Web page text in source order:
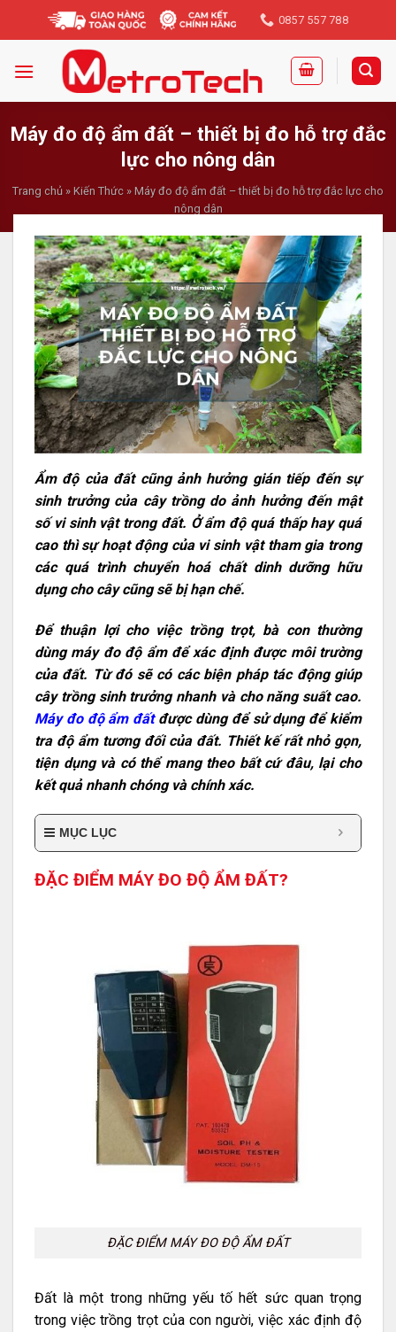
0857 557 788
Máy đo độ ẩm đất – thiết bị đo hỗ trợ đắc
lực cho nông dân
Trang chủ » Kiến Thức » Máy đo độ ẩm đất – thiết bị đo hỗ trợ đắc lực cho
nông dân
Ẩm độ của đất cũng ảnh hưởng gián tiếp đến sự
sinh trưởng của cây trồng do ảnh hưởng đến mật
số vi sinh vật trong đất. Ở ẩm độ quá thấp hay quá
cao thì sự hoạt động của vi sinh vật tham gia trong
các quá trình chuyển hoá chất dinh dưỡng hữu
dụng cho cây cũng sẽ bị hạn chế.
Để thuận lợi cho việc trồng trọt, bà con thường
dùng máy đo độ ẩm để xác định được môi trường
của đất. Từ đó sẽ có các biện pháp tác động giúp
cây trồng sinh trưởng nhanh và cho năng suất cao.
Máy đo độ ẩm đấtđược dùng để sử dụng để kiểm
tra độ ẩm tương đối của đất. Thiết kế rất nhỏ gọn,
tiện dụng và có thể mang theo bất cứ đâu, lại cho
kết quả nhanh chóng và chính xác.
MỤC LỤC
ĐẶC ĐIỂM MÁY ĐO ĐỘ ẨM ĐẤT?
ĐẶC ĐIỂM MÁY ĐO ĐỘ ẨM ĐẤT
Đất là một trong những yếu tố hết sức quan trọng
trong việc trồng trọt của con người, việc xác định độ